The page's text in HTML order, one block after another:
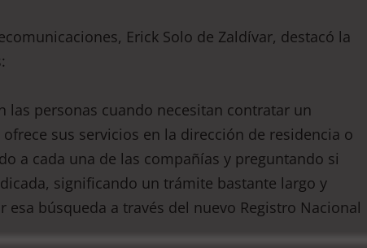
Erick Solo de Zaldívar, destacó la
las personas cuando necesitan contratar un
sus servicios en la dirección de residencia o
a cada una de las compañías y preguntando si
significando un trámite bastante largo y
búsqueda a través del nuevo Registro Nacional